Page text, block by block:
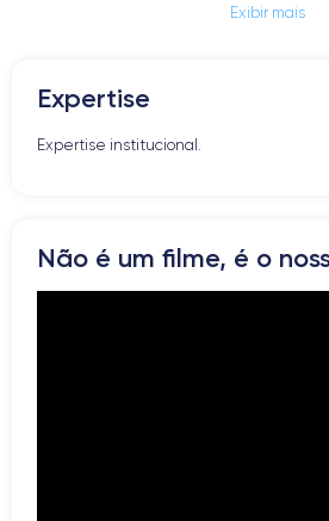
Entrada Jack ou Lightening
Altifalante
Botão Home
Vibrador
Prise USB
Exibir mais
Expertise
Expertise institucional.
Não é um filme, é o